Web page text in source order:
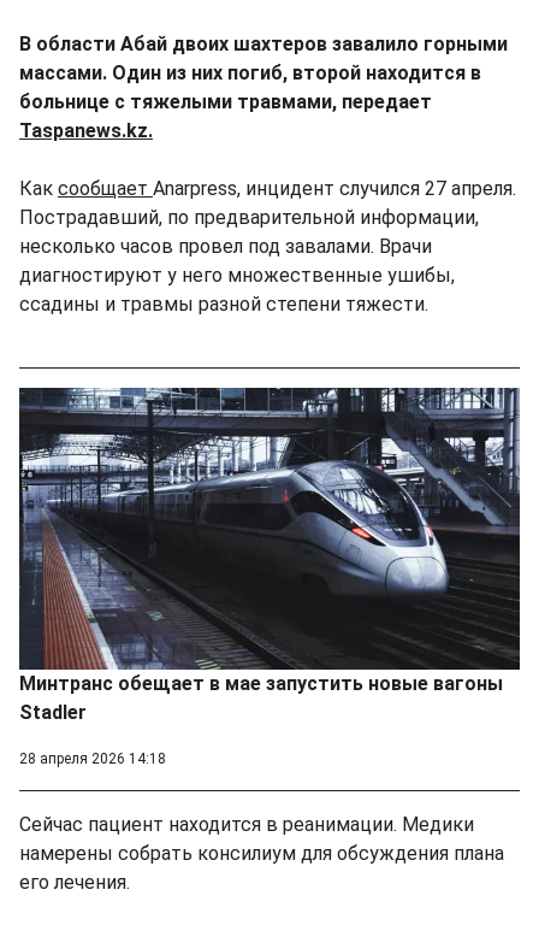
В области Абай двоих шахтеров завалило горными
массами. Один из них погиб, второй находится в
больнице с тяжелыми травмами, передает
Taspanews.kz.
Как сообщает Anarpress, инцидент случился 27 апреля.
Пострадавший, по предварительной информации,
несколько часов провел под завалами. Врачи
диагностируют у него множественные ушибы,
ссадины и травмы разной степени тяжести.
Минтранс обещает в мае запустить новые вагоны
Stadler
28 апреля 2026 14:18
Сейчас пациент находится в реанимации. Медики
намерены собрать консилиум для обсуждения плана
его лечения.